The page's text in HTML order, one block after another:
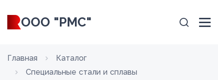
ООО "РМС"
Главная
Каталог
Специальные стали и сплавы